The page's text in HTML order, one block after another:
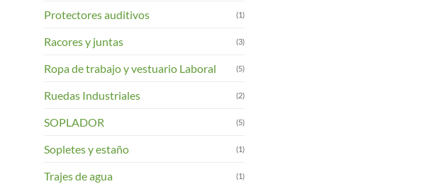
Protectores auditivos (1)
Racores y juntas (3)
Ropa de trabajo y vestuario Laboral (5)
Ruedas Industriales (2)
SOPLADOR (5)
Sopletes y estaño (1)
Trajes de agua (1)